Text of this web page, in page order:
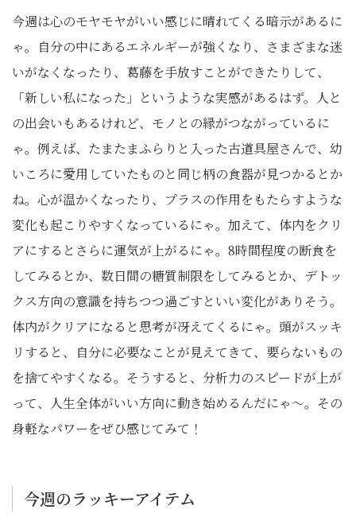
今週は心のモヤモヤがいい感じに晴れてくる暗示があるに
ゃ。自分の中にあるエネルギーが強くなり、さまざまな迷
いがなくなったり、葛藤を手放すことができたりして、
「新しい私になった」というような実感があるはず。人と
の出会いもあるけれど、モノとの縁がつながっているに
ゃ。例えば、たまたまふらりと入った古道具屋さんで、幼
いころに愛用していたものと同じ柄の食器が見つかるとか
ね。心が温かくなったり、プラスの作用をもたらすような
変化も起こりやすくなっているにゃ。加えて、体内をクリ
アにするとさらに運気が上がるにゃ。8時間程度の断食を
してみるとか、数日間の糖質制限をしてみるとか、デトッ
クス方向の意識を持ちつつ過ごすといい変化がありそう。
体内がクリアになると思考が冴えてくるにゃ。頭がスッキ
リすると、自分に必要なことが見えてきて、要らないもの
を捨てやすくなる。そうすると、分析力のスピードが上が
って、人生全体がいい方向に動き始めるんだにゃ～。その
身軽なパワーをぜひ感じてみて！
今週のラッキーアイテム